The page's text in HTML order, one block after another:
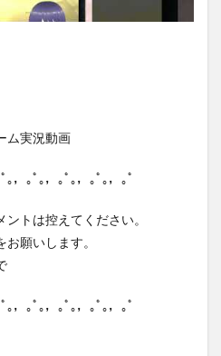
ム実況動画
｡，｡ﾟ｡，｡ﾟ｡，｡ﾟ｡，｡ﾟ
トは控えてください。
願いします。
｡，｡ﾟ｡，｡ﾟ｡，｡ﾟ｡，｡ﾟ